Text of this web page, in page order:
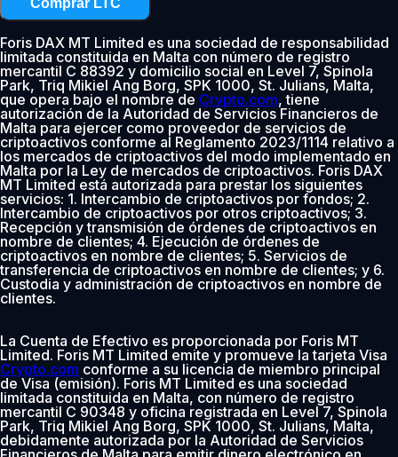
Foris DAX MT Limited es una sociedad de responsabilidad
limitada constituida en Malta con número de registro
mercantil C 88392 y domicilio social en Level 7, Spinola
Park, Triq Mikiel Ang Borg, SPK 1000, St. Julians, Malta,
que opera bajo el nombre de Crypto.com, tiene
autorización de la Autoridad de Servicios Financieros de
Malta para ejercer como proveedor de servicios de
criptoactivos conforme al Reglamento 2023/1114 relativo a
los mercados de criptoactivos del modo implementado en
Malta por la Ley de mercados de criptoactivos. Foris DAX
MT Limited está autorizada para prestar los siguientes
servicios: 1. Intercambio de criptoactivos por fondos; 2.
Intercambio de criptoactivos por otros criptoactivos; 3.
Recepción y transmisión de órdenes de criptoactivos en
nombre de clientes; 4. Ejecución de órdenes de
criptoactivos en nombre de clientes; 5. Servicios de
transferencia de criptoactivos en nombre de clientes; y 6.
Custodia y administración de criptoactivos en nombre de
clientes.
La Cuenta de Efectivo es proporcionada por Foris MT
Limited. Foris MT Limited emite y promueve la tarjeta Visa
Crypto.com conforme a su licencia de miembro principal
de Visa (emisión). Foris MT Limited es una sociedad
limitada constituida en Malta, con número de registro
mercantil C 90348 y oficina registrada en Level 7, Spinola
Park, Triq Mikiel Ang Borg, SPK 1000, St. Julians, Malta,
debidamente autorizada por la Autoridad de Servicios